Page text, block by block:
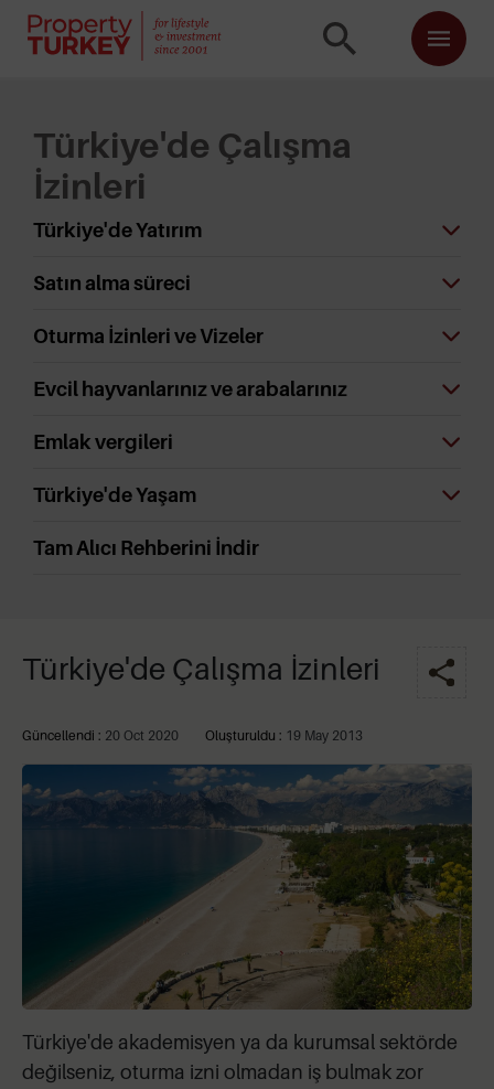
Türkiye'de Çalışma
İzinleri
Türkiye'de Yatırım
Satın alma süreci
Oturma İzinleri ve Vizeler
Evcil hayvanlarınız ve arabalarınız
Emlak vergileri
Türkiye'de Yaşam
Tam Alıcı Rehberini İndir
Türkiye'de Çalışma İzinleri
Güncellendi : 20 Oct 2020 Oluşturuldu : 19 May 2013
Türkiye'de akademisyen ya da kurumsal sektörde
değilseniz, oturma izni olmadan iş bulmak zor